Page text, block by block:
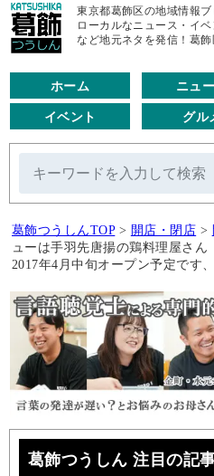
東京都葛飾区の地域情報
ローカルなニュース・イ
など地元ネタを発信！葛
ホーム ニュ
イベント グル
葛飾つうしんTOP > 開店・閉店 >
ューは手羽先唐揚の鶏料理屋さ
2017年4月中旬オープン予定です
葛飾つうしん 注目の記